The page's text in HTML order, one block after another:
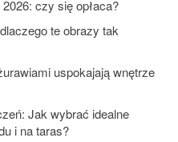
czy się opłaca?
te obrazy tak
uspokajają wnętrze
Jak wybrać idealne
i na taras?